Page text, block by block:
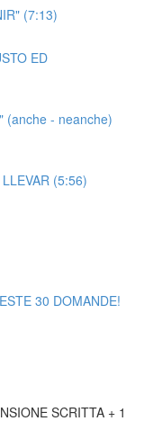
(7:13)
ED
(anche - neanche)
(5:56)
30 DOMANDE!
SCRITTA + 1